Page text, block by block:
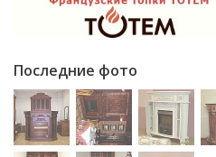
Последние фото